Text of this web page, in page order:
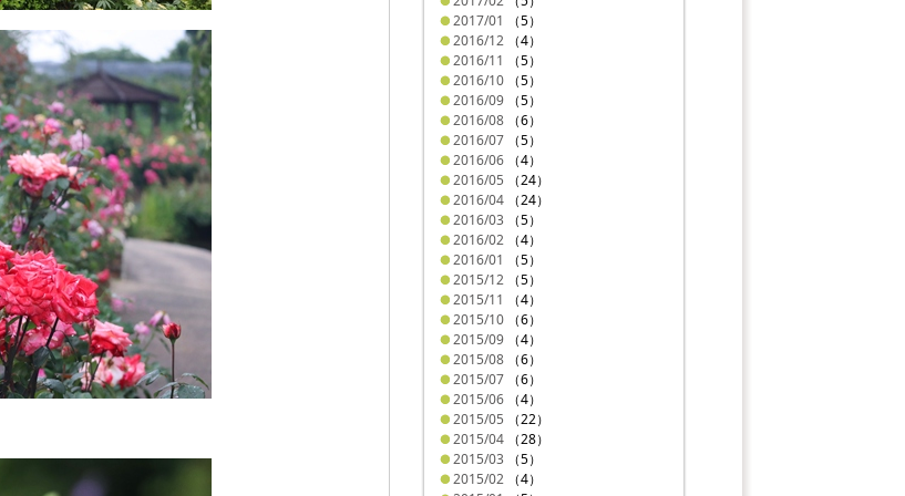
2017/01
（5）
2016/12 （4）
2016/11
（5）
2016/10 （5）
2016/09 （5）
2016/08 （6）
2016/07 （5）
2016/06 （4）
2016/05 （24）
2016/04 （24）
2016/03 （5）
2016/02 （4）
2016/01
（5）
2015/12 （5）
2015/11
（4）
2015/10 （6）
2015/09 （4）
2015/08 （6）
2015/07 （6）
2015/06 （4）
2015/05 （22）
2015/04 （28）
2015/03 （5）
2015/02 （4）